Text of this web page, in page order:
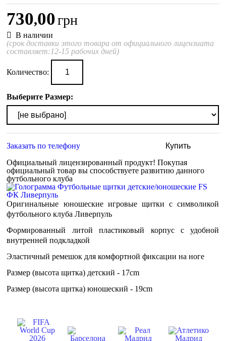
730,00грн
В наличии
(срок доставки этого товара от официального лицензиата
составляет:12-15 рабочих дней)
Количество:
Выберите Размер:
Заказать по телефону
Купить
Официальный лицензированный продукт!Покупая
официальный товар вы способствуете развитию данного
футбольного клуба
Оригинальные юношеские игровые щитки с символикой
футбольного клуба Ливерпуль
Формированный литой пластиковый корпус с удобной
внутренней подкладкой
Эластичный ремешок для комфортной фиксации на ноге
Размер (высота щитка) детский - 17cm
Размер (высота щитка) юношеский - 19cm